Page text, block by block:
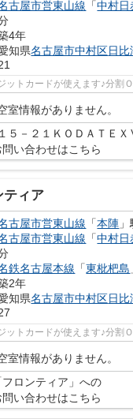
古屋市営東山線 「中村日
4年
知県名古屋市中村区日比
ットカードが使えます♪分割
室情報がありません。
５－２１ＫＯＤＡＴＥ
問い合わせはこちら
ティア
古屋市営東山線 「本陣
古屋市営東山線 「中村日
鉄名古屋本線 「東枇杷島
2年
知県名古屋市中村区日比
ットカードが使えます♪分割
室情報がありません。
フロンティア」への
問い合わせはこちら